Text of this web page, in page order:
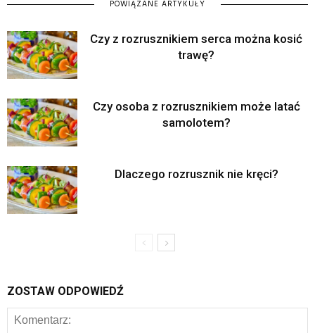
POWIĄZANE ARTYKUŁY
Czy z rozrusznikiem serca można kosić
trawę?
Czy osoba z rozrusznikiem może latać
samolotem?
Dlaczego rozrusznik nie kręci?
ZOSTAW ODPOWIEDŹ